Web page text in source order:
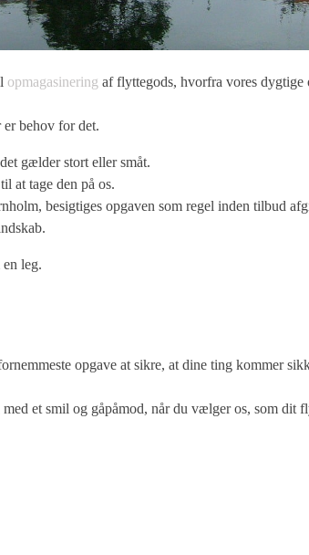
opmagasinering af flyttegods, hvorfra vores
er behov for det.
gælder stort eller småt.
at tage den på os.
besigtiges opgaven som regel inden tilbud
leg.
opgave at sikre, at dine ting kommer
et smil og gåpåmod, når du vælger os, som dit